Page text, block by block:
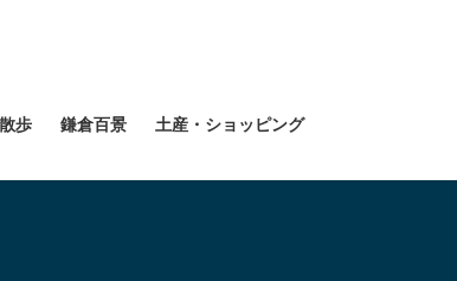
歩 鎌倉百景 土産・ショッピング